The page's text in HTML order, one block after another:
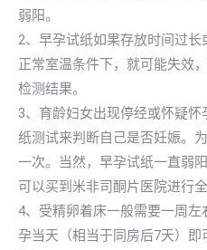
弱阳。
2、早孕试纸如果存放时间过
正常室温条件下，就可能失效
检测结果。
3、育龄妇女出现停经或怀疑
纸测试来判断自己是否妊娠。
一次。当然，早孕试纸一直弱
可以买到米非司酮片医院进行
4、受精卵着床一般需要一周
孕当天（相当于同房后7天）